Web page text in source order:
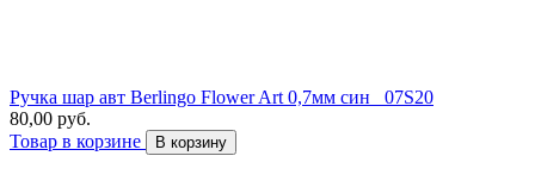
Ручка шар авт Berlingo Flower Art 0,7мм син _07S20
80,00 руб.
Товар в корзине
В корзину